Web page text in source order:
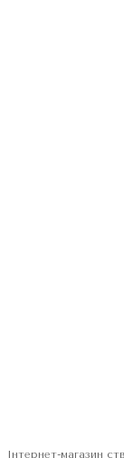
Інтернет-магазин